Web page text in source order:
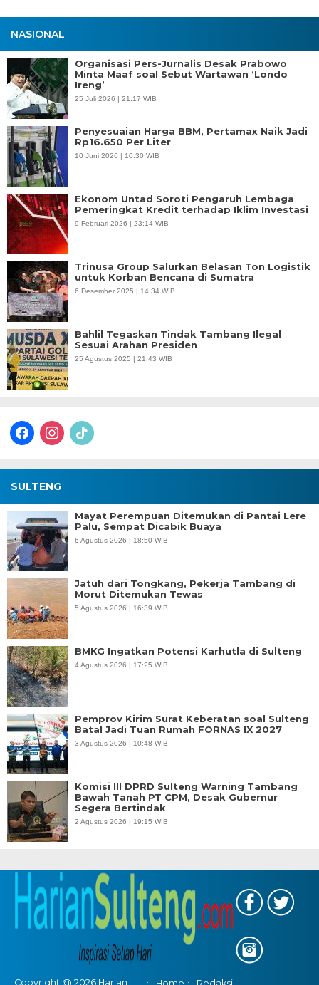
NASIONAL
Organisasi Pers-Jurnalis Desak Prabowo
Minta Maaf soal Sebut Wartawan ‘Londo
Ireng’
25 Juli 2026 | 21:17 WIB
Penyesuaian Harga BBM, Pertamax Naik Jadi
Rp16.650 Per Liter
10 Juni 2026 | 10:30 WIB
Ekonom Untad Soroti Pengaruh Lembaga
Pemeringkat Kredit terhadap Iklim Investasi
9 Februari 2026 | 23:14 WIB
Trinusa Group Salurkan Belasan Ton Logistik
untuk Korban Bencana di Sumatra
6 Desember 2025 | 14:34 WIB
Bahlil Tegaskan Tindak Tambang Ilegal
Sesuai Arahan Presiden
25 Agustus 2025 | 21:43 WIB
facebookinstagram
tiktok
SULTENG
Mayat Perempuan Ditemukan di Pantai Lere
Palu, Sempat Dicabik Buaya
6 Agustus 2026 | 18:50 WIB
Jatuh dari Tongkang, Pekerja Tambang di
Morut Ditemukan Tewas
5 Agustus 2026 | 16:39 WIB
BMKG Ingatkan Potensi Karhutla di Sulteng
4 Agustus 2026 | 17:25 WIB
Pemprov Kirim Surat Keberatan soal Sulteng
Batal Jadi Tuan Rumah FORNAS IX 2027
3 Agustus 2026 | 10:48 WIB
Komisi III DPRD Sulteng Warning Tambang
Bawah Tanah PT CPM, Desak Gubernur
Segera Bertindak
2 Agustus 2026 | 19:15 WIB
Copyright @ 2026 Harian